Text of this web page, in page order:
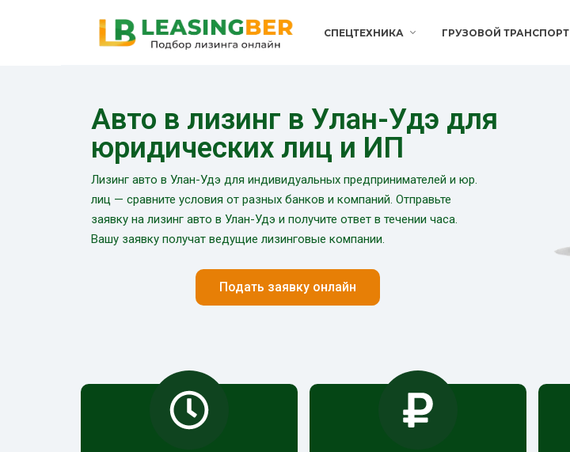
СПЕЦТЕХНИКА ГРУЗОВОЙ ТРАНСПОРТ
Авто в лизинг в Улан-Удэ для
юридических лиц и ИП
Лизинг авто в Улан-Удэ для индивидуальных предпринимателей и юр.
лиц — сравните условия от разных банков и компаний. Отправьте
заявку на лизинг авто в Улан-Удэ и получите ответ в течении часа.
Вашу заявку получат ведущие лизинговые компании.
Подать заявку онлайн